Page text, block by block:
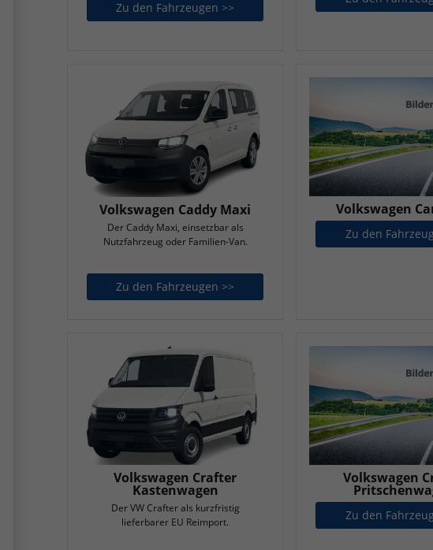
Zu den Fahrzeugen >> Volkswagen Amarok
Volkswagen Caddy Maxi
Der Caddy Maxi, einsetzbar als
Nutzfahrzeug oder Familien-Van.
Zu den Fahrzeugen >>
Volkswagen
Zu den
Volkswagen Crafter
Kastenwagen
Der VW Crafter als kurzfristig
lieferbarer EU Reimport.
Volkswagen
Zu den